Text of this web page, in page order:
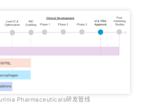
Pharmaceuticals研发管线